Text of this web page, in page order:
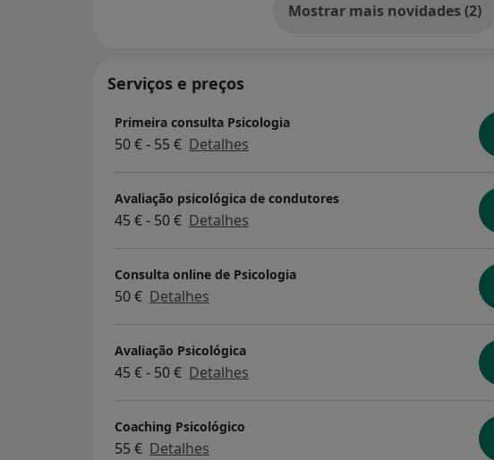
Mostrar mais novidades (2)
Serviços e preços
Primeira consulta Psicologia
50 € - 55 € Detalhes
Avaliação psicológica de condutores
45 € - 50 € Detalhes
Consulta online de Psicologia
50 € Detalhes
Avaliação Psicológica
45 € - 50 € Detalhes
Coaching Psicológico
55 € Detalhes